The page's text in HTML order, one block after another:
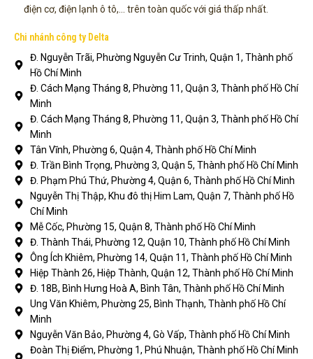
điện cơ, điện lạnh ô tô,... trên toàn quốc với giá thấp nhất.
Chi nhánh công ty Delta
Đ. Nguyễn Trãi, Phường Nguyễn Cư Trinh, Quận 1, Thành phố
Hồ Chí Minh
Đ. Cách Mạng Tháng 8, Phường 11, Quận 3, Thành phố Hồ Chí
Minh
Đ. Cách Mạng Tháng 8, Phường 11, Quận 3, Thành phố Hồ Chí
Minh
Tân Vĩnh, Phường 6, Quận 4, Thành phố Hồ Chí Minh
Đ. Trần Bình Trọng, Phường 3, Quận 5, Thành phố Hồ Chí Minh
Đ. Phạm Phú Thứ, Phường 4, Quận 6, Thành phố Hồ Chí Minh
Nguyễn Thị Thập, Khu đô thị Him Lam, Quận 7, Thành phố Hồ
Chí Minh
Mễ Cốc, Phường 15, Quận 8, Thành phố Hồ Chí Minh
Đ. Thành Thái, Phường 12, Quận 10, Thành phố Hồ Chí Minh
Ông Ích Khiêm, Phường 14, Quận 11, Thành phố Hồ Chí Minh
Hiệp Thành 26, Hiệp Thành, Quận 12, Thành phố Hồ Chí Minh
Đ. 18B, Bình Hưng Hoà A, Bình Tân, Thành phố Hồ Chí Minh
Ung Văn Khiêm, Phường 25, Bình Thạnh, Thành phố Hồ Chí
Minh
Nguyễn Văn Bảo, Phường 4, Gò Vấp, Thành phố Hồ Chí Minh
Đoàn Thị Điểm, Phường 1, Phú Nhuận, Thành phố Hồ Chí Minh